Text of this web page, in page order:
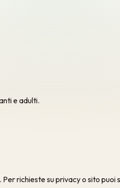
e adulti.
richieste su privacy o sito puoi